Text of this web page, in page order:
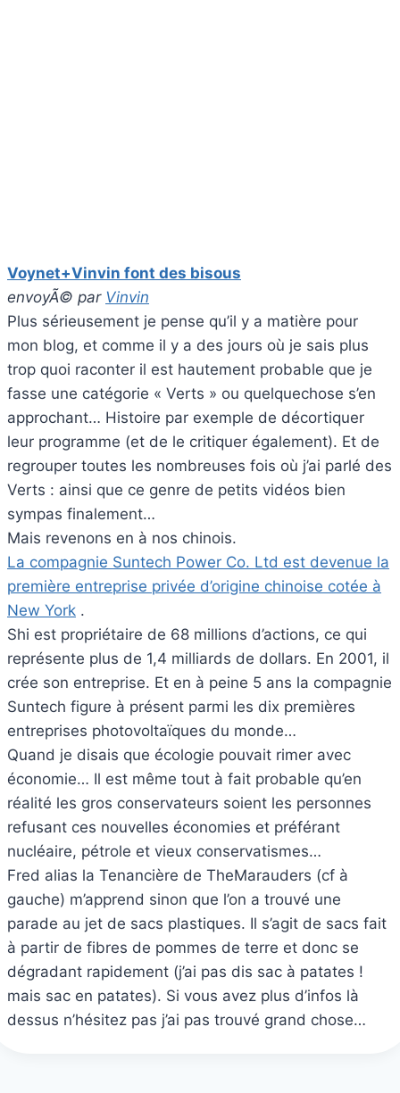
Voynet+Vinvin font des bisous
envoyÃ© par Vinvin
Plus sérieusement je pense qu’il y a matière pour
mon blog, et comme il y a des jours où je sais plus
trop quoi raconter il est hautement probable que je
fasse une catégorie « Verts » ou quelquechose s’en
approchant… Histoire par exemple de décortiquer
leur programme (et de le critiquer également). Et de
regrouper toutes les nombreuses fois où j’ai parlé des
Verts : ainsi que ce genre de petits vidéos bien
sympas finalement…
Mais revenons en à nos chinois.
La compagnie Suntech Power Co. Ltd est devenue la
première entreprise privée d’origine chinoise cotée à
New York .
Shi est propriétaire de 68 millions d’actions, ce qui
représente plus de 1,4 milliards de dollars. En 2001, il
crée son entreprise. Et en à peine 5 ans la compagnie
Suntech figure à présent parmi les dix premières
entreprises photovoltaïques du monde…
Quand je disais que écologie pouvait rimer avec
économie… Il est même tout à fait probable qu’en
réalité les gros conservateurs soient les personnes
refusant ces nouvelles économies et préférant
nucléaire, pétrole et vieux conservatismes…
Fred alias la Tenancière de TheMarauders (cf à
gauche) m’apprend sinon que l’on a trouvé une
parade au jet de sacs plastiques. Il s’agit de sacs fait
à partir de fibres de pommes de terre et donc se
dégradant rapidement (j’ai pas dis sac à patates !
mais sac en patates). Si vous avez plus d’infos là
dessus n’hésitez pas j’ai pas trouvé grand chose…